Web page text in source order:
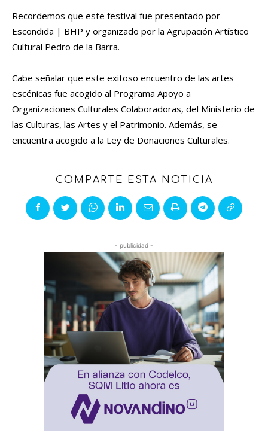
Recordemos que este festival fue presentado por
Escondida | BHP y organizado por la Agrupación Artístico
Cultural Pedro de la Barra.
Cabe señalar que este exitoso encuentro de las artes
escénicas fue acogido al Programa Apoyo a
Organizaciones Culturales Colaboradoras, del Ministerio de
las Culturas, las Artes y el Patrimonio. Además, se
encuentra acogido a la Ley de Donaciones Culturales.
COMPARTE ESTA NOTICIA
- publicidad -